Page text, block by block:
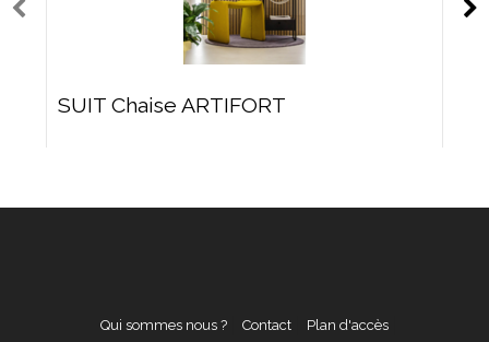
SUIT Chaise ARTIFORT
Qui sommes nous ? Contact Plan d'accès